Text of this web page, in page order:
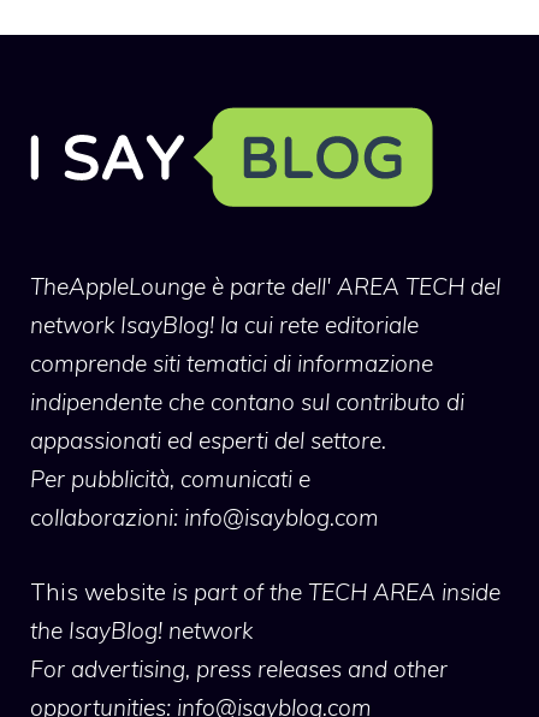
TheAppleLounge è parte dell' AREA TECH del
network IsayBlog! la cui rete editoriale
comprende siti tematici di informazione
indipendente che contano sul contributo di
appassionati ed esperti del settore.
Per pubblicità, comunicati e
collaborazioni: info@isayblog.com
This website is part of the TECH AREA inside
the IsayBlog! network
For advertising, press releases and other
opportunities: info@isayblog.com